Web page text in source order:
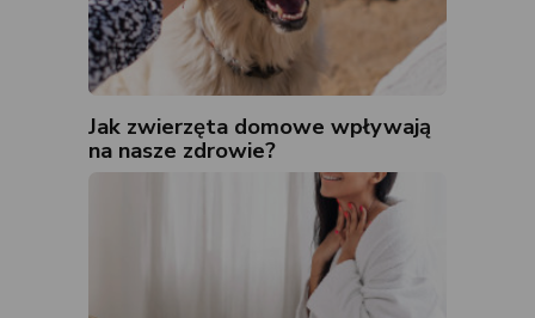
Jak zwierzęta domowe wpływają
na nasze zdrowie?